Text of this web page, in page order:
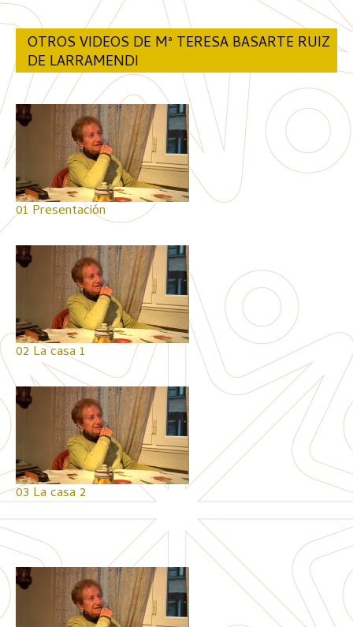
OTROS VIDEOS DE Mª TERESA BASARTE RUIZ
DE LARRAMENDI
01 Presentación
02 La casa 1
03 La casa 2